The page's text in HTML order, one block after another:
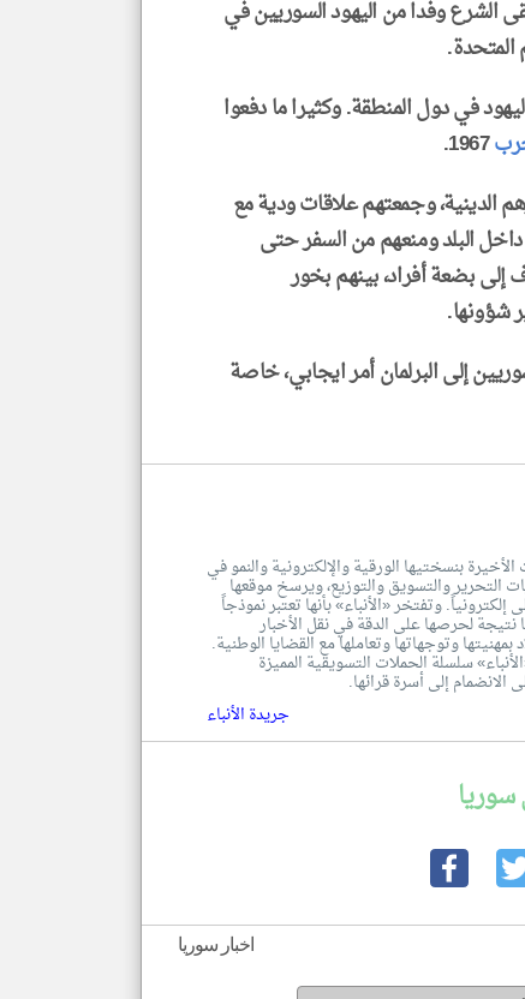
الشرع وفدا من اليهود السوريين في
المتحدة.
في دول المنطقة. وكثيرا ما دفعوا
1967.
الدينية، وجمعتهم علاقات ودية مع
البلد ومنعهم من السفر حتى
إلى بضعة أفراد، بينهم بخور
شؤونها.
إلى البرلمان أمر ايجابي، خاصة
بنسختيها الورقية والإلكترونية والنمو في
التحرير والتسويق والتوزيع، ويرسخ موقعها
وتفتخر «الأنباء» بأنها تعتبر نموذجاً
لحرصها على الدقة في نقل الأخبار
وتوجهاتها وتعاملها مع القضايا الوطنية.
سلسلة الحملات التسويقية المميزة
إلى أسرة قرائها.
جريدة الأنباء
اخبار سوريا